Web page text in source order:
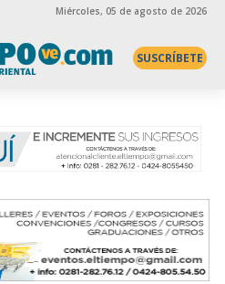
Miércoles, 05 de agosto de 2026
SUSCRÍBETE